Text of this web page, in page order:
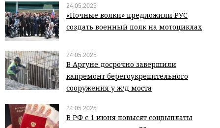
24.05.2025
«Ночные волки» предложили РУС
создать военный полк на мотоциклах
24.05.2025
В Аргуне досрочно завершили
капремонт берегоукрепительного
сооружения у ж/д моста
24.05.2025
В РФ с 1 июня повысят соцвыплаты